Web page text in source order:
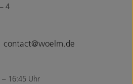
4
contact@woelm.de
16:45 Uhr